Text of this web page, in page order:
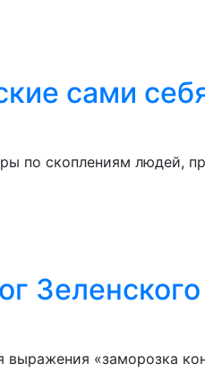
сами
по скоплениям людей,
Зеленского
выражения «заморозка